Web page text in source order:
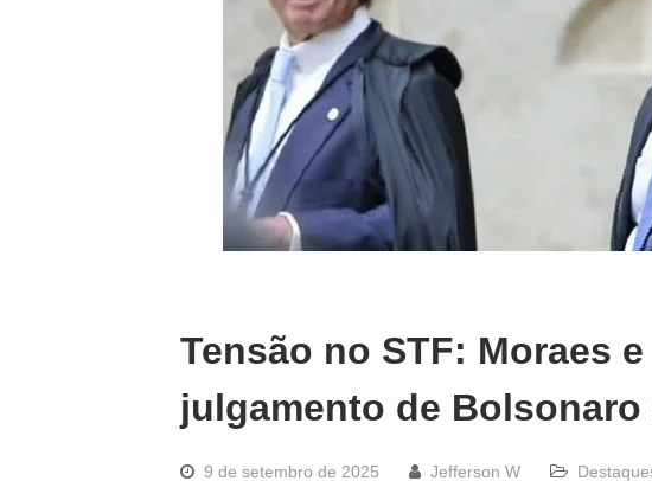
Tensão no STF: Moraes
julgamento de
9 de setembro de 2025 Jefferson W